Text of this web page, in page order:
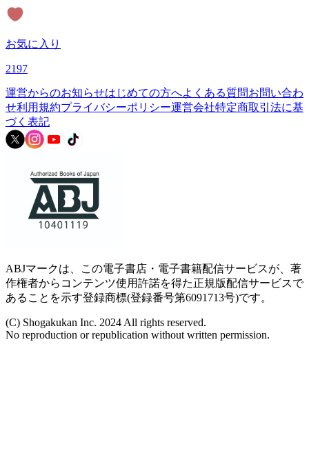
お気に入り
2197
運営からのお知らせはじめての方へよくある質問お問い合わ
せ利用規約プライバシーポリシー運営会社特定商取引法に基
づく表記
ABJマークは、この電子書店・電子書籍配信サービスが、著
作権者からコンテンツ使用許諾を得た正規版配信サービスで
あることを示す登録商標(登録番号第6091713号)です。
(C) Shogakukan Inc. 2024 All rights reserved.
No reproduction or republication without written permission.